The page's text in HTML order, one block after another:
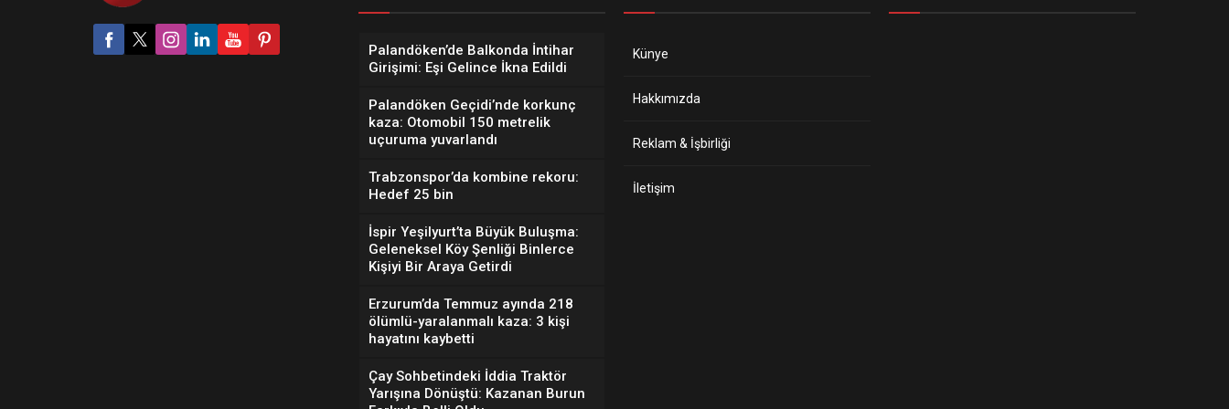
Palandöken’de Balkonda İntihar
Girişimi: Eşi Gelince İkna Edildi
Palandöken Geçidi’nde korkunç
kaza: Otomobil 150 metrelik
uçuruma yuvarlandı
Trabzonspor’da kombine rekoru:
Hedef 25 bin
İspir Yeşilyurt’ta Büyük Buluşma:
Geleneksel Köy Şenliği Binlerce
Kişiyi Bir Araya Getirdi
Erzurum’da Temmuz ayında 218
ölümlü-yaralanmalı kaza: 3 kişi
hayatını kaybetti
Çay Sohbetindeki İddia Traktör
Yarışına Dönüştü: Kazanan Burun
Künye
Hakkımızda
Reklam & İşbirliği
İletişim